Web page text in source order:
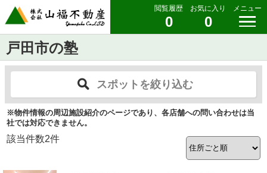
閲覧履歴
0
お気に入り
0
メニュー
戸田市の塾
スポットを絞り込む
※物件情報の周辺施設紹介のページであり、各店舗への問い合わせは当
社では対応できません。
該当件数2件